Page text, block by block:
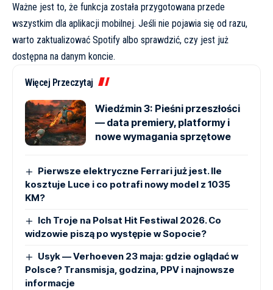
Ważne jest to, że funkcja została przygotowana przede
wszystkim dla aplikacji mobilnej. Jeśli nie pojawia się od razu,
warto zaktualizować Spotify albo sprawdzić, czy jest już
dostępna na danym koncie.
Więcej Przeczytaj
Wiedźmin 3: Pieśni przeszłości
— data premiery, platformy i
nowe wymagania sprzętowe
Pierwsze elektryczne Ferrari już jest. Ile
kosztuje Luce i co potrafi nowy model z 1035
KM?
Ich Troje na Polsat Hit Festiwal 2026. Co
widzowie piszą po występie w Sopocie?
Usyk — Verhoeven 23 maja: gdzie oglądać w
Polsce? Transmisja, godzina, PPV i najnowsze
informacje